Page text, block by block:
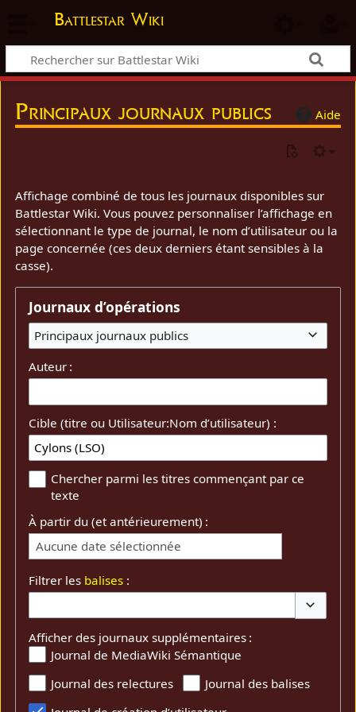
Battlestar Wiki
Aide
Principaux journaux publics
Affichage combiné de tous les journaux disponibles sur
Battlestar Wiki. Vous pouvez personnaliser l’affichage en
sélectionnant le type de journal, le nom d’utilisateur ou la
page concernée (ces deux derniers étant sensibles à la
casse).
Journaux d’opérations
Principaux journaux publics
Auteur :
Cible (titre ou Utilisateur:Nom d’utilisateur) :
Chercher parmi les titres commençant par ce
texte
À partir du (et antérieurement) :
Aucune date sélectionnée
Filtrer les balises :
Afficher des journaux supplémentaires :
Journal de MediaWiki Sémantique
Journal des relectures
Journal des balises